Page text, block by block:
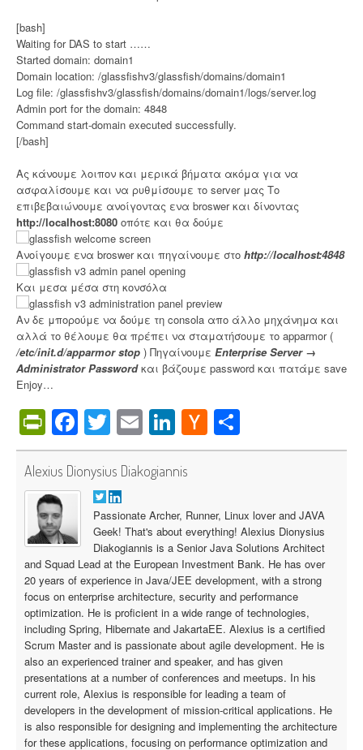
[bash]
Waiting for DAS to start ……
Started domain: domain1
Domain location: /glassfishv3/glassfish/domains/domain1
Log file: /glassfishv3/glassfish/domains/domain1/logs/server.log
Admin port for the domain: 4848
Command start-domain executed successfully.
[/bash]
Ας κάνουμε λοιπον και μερικά βήματα ακόμα για να
ασφαλίσουμε και να ρυθμίσουμε το server μας Το
επιβεβαιώνουμε ανοίγοντας ενα broswer και δίνοντας
http://localhost:8080 οπότε και θα δούμε
Ανοίγουμε ενα broswer και πηγαίνουμε στο http://localhost:4848
Και μεσα μέσα στη κονσόλα
Αν δε μπορούμε να δούμε τη consola απο άλλο μηχάνημα και
αλλά το θέλουμε θα πρέπει να σταματήσουμε το apparmor (
/etc/init.d/apparmor stop ) Πηγαίνουμε Enterprise Server →
Administrator Passwordκαι βάζουμε password και πατάμε save
Enjoy…
PrintFriendly
Facebook
Twitter
EmailLinkedIn
Hacker
News
Alexius Dionysius Diakogiannis
Passionate Archer, Runner, Linux lover and JAVA
Geek! That's about everything! Alexius Dionysius
Diakogiannis is a Senior Java Solutions Architect
and Squad Lead at the European Investment Bank. He has over
20 years of experience in Java/JEE development, with a strong
focus on enterprise architecture, security and performance
optimization. He is proficient in a wide range of technologies,
including Spring, Hibernate and JakartaEE. Alexius is a certified
Scrum Master and is passionate about agile development. He is
also an experienced trainer and speaker, and has given
presentations at a number of conferences and meetups. In his
current role, Alexius is responsible for leading a team of
developers in the development of mission-critical applications. He
is also responsible for designing and implementing the architecture
for these applications, focusing on performance optimization and